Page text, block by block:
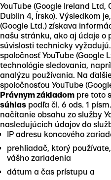
YouTube (Google Ireland Ltd,
Dublin 4, Írsko). Výsledkom
(Google Ltd.) získava
našu stránku, ako aj údaje o
súvislosti technicky
spoločnosť YouTube (Google
technológie sledovania,
analýzu používania. Na
spoločnosťou YouTube
Právnym základom pre toto
súhlas podľa čl. 6 ods. 1
načítanie obsahu zo služby
nasledujúcich údajov do
IP adresu koncového
prehliadač, ktorý
vášho zariadenia
dátum a čas prístupu a